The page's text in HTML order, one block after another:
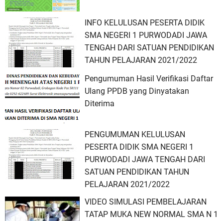
INFO KELULUSAN PESERTA DIDIK
SMA NEGERI 1 PURWODADI JAWA
TENGAH DARI SATUAN PENDIDIKAN
TAHUN PELAJARAN 2021/2022
Pengumuman Hasil Verifikasi Daftar
Ulang PPDB yang Dinyatakan
Diterima
PENGUMUMAN KELULUSAN
PESERTA DIDIK SMA NEGERI 1
PURWODADI JAWA TENGAH DARI
SATUAN PENDIDIKAN TAHUN
PELAJARAN 2021/2022
VIDEO SIMULASI PEMBELAJARAN
TATAP MUKA NEW NORMAL SMA N 1